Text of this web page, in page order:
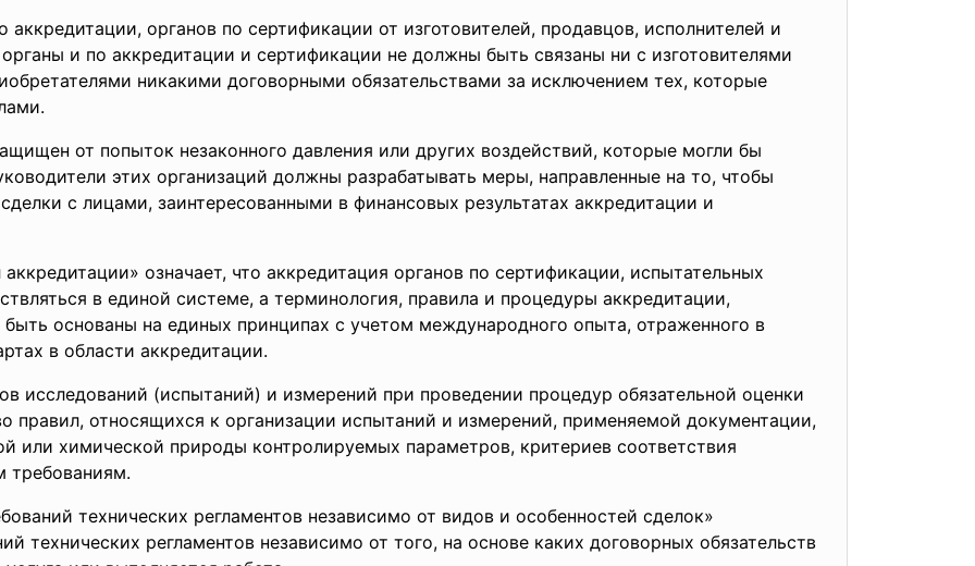
органов по сертификации от изготовителей, продавцов, исполнителей и
и по аккредитации и сертификации не должны быть связаны ни с изготовителями
никакими договорными обязательствами за исключением тех, которые
от попыток незаконного давления или других воздействий, которые могли бы
этих организаций должны разрабатывать меры, направленные на то, чтобы
с лицами, заинтересованными в финансовых результатах аккредитации и
означает, что аккредитация органов по сертификации, испытательных
в единой системе, а терминология, правила и процедуры аккредитации,
основаны на единых принципах с учетом международного опыта, отраженного в
в области аккредитации.
исследований (испытаний) и измерений при проведении процедур обязательной оценки
правил, относящихся к организации испытаний и измерений, применяемой документации,
или химической природы контролируемых параметров, критериев соответствия
требованиям.
технических регламентов независимо от видов и особенностей сделок»
технических регламентов независимо от того, на основе каких договорных обязательств